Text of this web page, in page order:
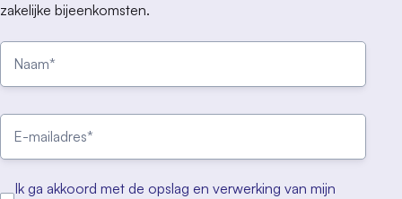
zakelijke bijeenkomsten.
Ik ga akkoord met de opslag en verwerking van mijn